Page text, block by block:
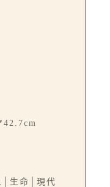
│生命│現代